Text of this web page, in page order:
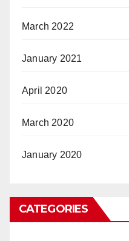
March 2022
January 2021
April 2020
March 2020
January 2020
CATEGORIES